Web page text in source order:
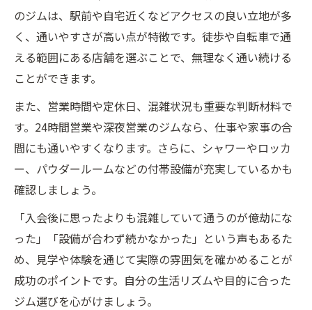
のジムは、駅前や自宅近くなどアクセスの良い立地が多
く、通いやすさが高い点が特徴です。徒歩や自転車で通
える範囲にある店舗を選ぶことで、無理なく通い続ける
ことができます。
また、営業時間や定休日、混雑状況も重要な判断材料で
す。24時間営業や深夜営業のジムなら、仕事や家事の合
間にも通いやすくなります。さらに、シャワーやロッカ
ー、パウダールームなどの付帯設備が充実しているかも
確認しましょう。
「入会後に思ったよりも混雑していて通うのが億劫にな
った」「設備が合わず続かなかった」という声もあるた
め、見学や体験を通じて実際の雰囲気を確かめることが
成功のポイントです。自分の生活リズムや目的に合った
ジム選びを心がけましょう。